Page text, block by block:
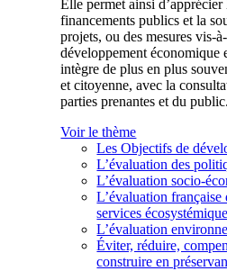
Elle permet ainsi d’apprécier
financements publics et la
projets, ou des mesures vis-
développement économique
intègre de plus en plus
et citoyenne, avec la
parties prenantes et du public.
Voir le thème
Les Objectifs de
L’évaluation des
L’évaluation socio-
L’évaluation française
services
L’évaluation
Éviter, réduire,
construire en